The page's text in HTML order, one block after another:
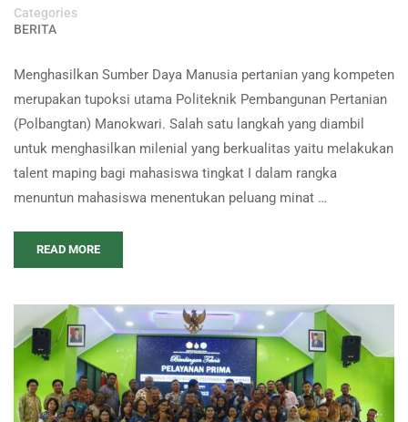
Categories
BERITA
Menghasilkan Sumber Daya Manusia pertanian yang kompeten
merupakan tupoksi utama Politeknik Pembangunan Pertanian
(Polbangtan) Manokwari. Salah satu langkah yang diambil
untuk menghasilkan milenial yang berkualitas yaitu melakukan
talent maping bagi mahasiswa tingkat I dalam rangka
menuntun mahasiswa menentukan peluang minat …
READ MORE